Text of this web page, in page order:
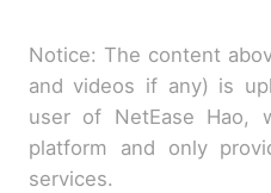
Notice: The content
and videos if any) is
user of NetEase Hao,
platform and only
services.